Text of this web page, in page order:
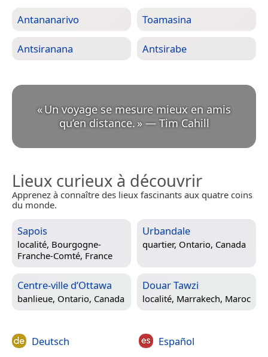
Antananarivo Toamasina
Antsiranana Antsirabe
«Un voyage se mesure mieux en amis
qu’en distance. » — Tim Cahill
Lieux curieux à découvrir
Apprenez à connaître des lieux fascinants aux quatre coins
du monde.
Sapois
localité, Bourgogne-
Franche-Comté, France
Urbandale
quartier, Ontario, Canada
Centre-ville d’Ottawa
banlieue, Ontario, Canada
Douar Tawzi
localité, Marrakech, Maroc
Deutsch Español